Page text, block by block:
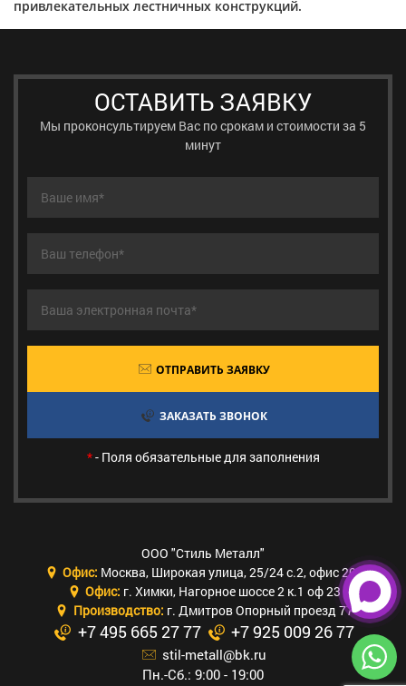
привлекательных лестничных конструкций.
ОСТАВИТЬ ЗАЯВКУ
Мы проконсультируем Вас по срокам и стоимости за 5
минут
ОТПРАВИТЬ ЗАЯВКУ
ЗАКАЗАТЬ ЗВОНОК
*- Поля обязательные для заполнения
ООО "Стиль Металл"
Офис: Москва, Широкая улица, 25/24 с.2, офис 205
Офис: г. Химки, Нагорное шоссе 2 к.1 оф 23
Производство: г. Дмитров Опорный проезд 77
+7 495 665 27 77 +7 925 009 26 77
stil-metall@bk.ru
Пн.-Сб.: 9:00 - 19:00